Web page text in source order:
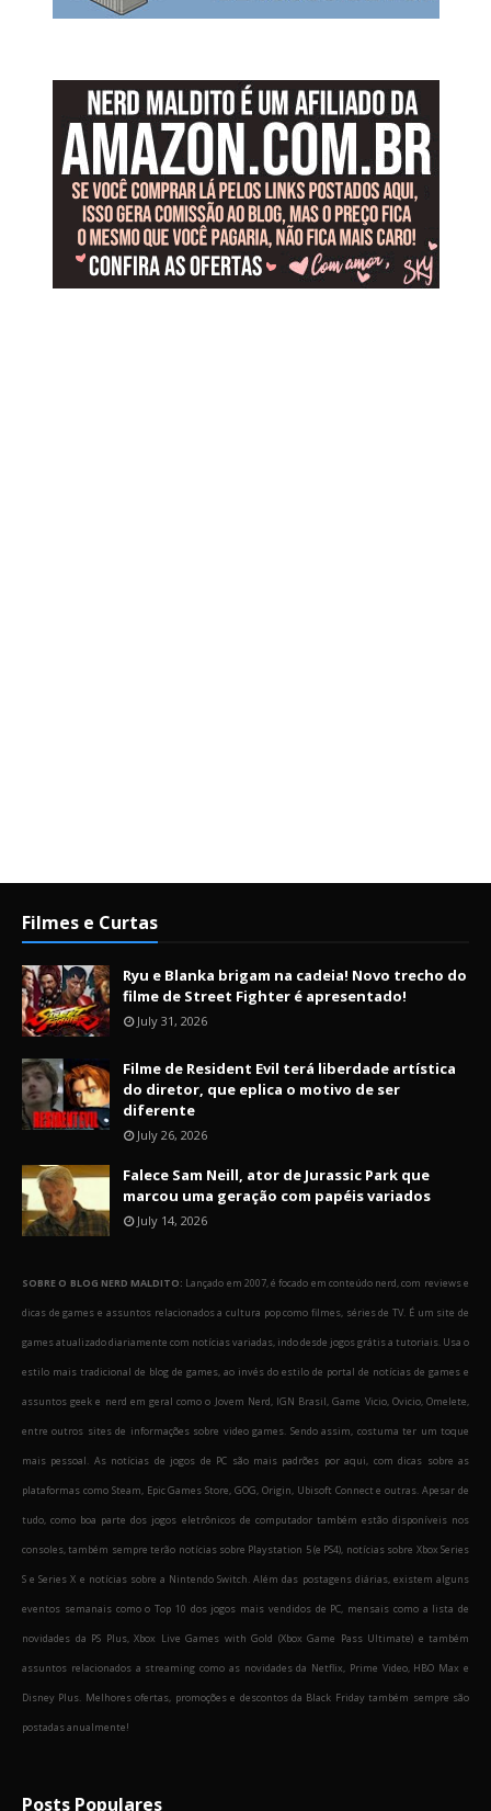
Filmes e Curtas
Ryu e Blanka brigam na cadeia! Novo trecho do
filme de Street Fighter é apresentado!
July 31, 2026
Filme de Resident Evil terá liberdade artística
do diretor, que eplica o motivo de ser
diferente
July 26, 2026
Falece Sam Neill, ator de Jurassic Park que
marcou uma geração com papéis variados
July 14, 2026
SOBRE O BLOG NERD MALDITO: Lançado em 2007, é focado em conteúdo nerd, com reviews e
dicas de games e assuntos relacionados a cultura pop como filmes, séries de TV. É um site de
games atualizado diariamente com notícias variadas, indo desde jogos grátis a tutoriais. Usa o
estilo mais tradicional de blog de games, ao invés do estilo de portal de notícias de games e
assuntos geek e nerd em geral como o Jovem Nerd, IGN Brasil, Game Vicio, Ovicio, Omelete,
entre outros sites de informações sobre video games. Sendo assim, costuma ter um toque
mais pessoal. As notícias de jogos de PC são mais padrões por aqui, com dicas sobre as
plataformas como Steam, Epic Games Store, GOG, Origin, Ubisoft Connect e outras. Apesar de
tudo, como boa parte dos jogos eletrônicos de computador também estão disponíveis nos
consoles, também sempre terão notícias sobre Playstation 5 (e PS4), notícias sobre Xbox Series
S e Series X e notícias sobre a Nintendo Switch. Além das postagens diárias, existem alguns
eventos semanais como o Top 10 dos jogos mais vendidos de PC, mensais como a lista de
novidades da PS Plus, Xbox Live Games with Gold (Xbox Game Pass Ultimate) e também
assuntos relacionados a streaming como as novidades da Netflix, Prime Video, HBO Max e
Disney Plus. Melhores ofertas, promoções e descontos da Black Friday também sempre são
postadas anualmente!
Posts Populares